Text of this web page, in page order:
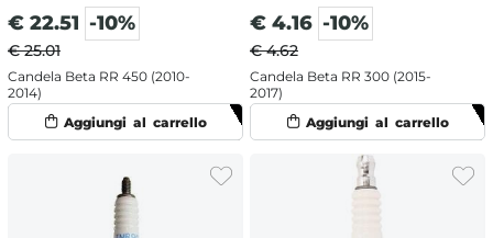
€ 22.51 -10%
€ 25.01
Candela Beta RR 450 (2010-
2014)
€ 4.16 -10%
€ 4.62
Candela Beta RR 300 (2015-
2017)